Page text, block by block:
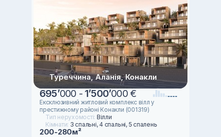
Туреччина, Аланія, Конакли
695’000 -1’500’000 €
Ексклюзивний житловий комплекс вілл у
престижному районі Конакли (001319)
Тип нерухомості: Вілли
Кімнати: 3 спальні, 4 спальні, 5 спалень
200-280м²